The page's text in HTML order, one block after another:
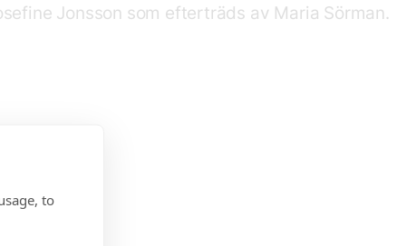
Jonsson som efterträds av Maria Sörman.
to